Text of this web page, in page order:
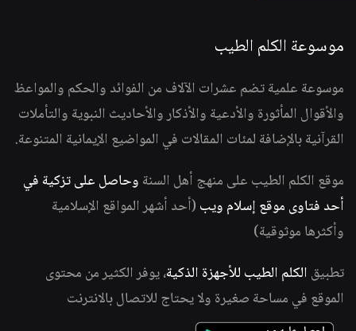
موسوعة الكلم الطيب
موسوعة علمية تضم عشرات الآلاف من الفوائد والحكم والمواعظ
والأقوال المأثورة والأدعية والأذكار والأحاديث النبوية والتأملات
القرآنية بالإضافة لمئات المقالات في المواضيع الإيمانية المتنوعة.
موقع الكلم الطيب على منهج أهل السنة وحاصل على تزكية في
أحد فتاوى موقع إسلام ويب (أحد أشهر المواقع الإسلامية
وأكثرها موثوقية)
تطبيق الكلم الطيب للأجهزة الذكية، يوفر الكثير من محتوى
الموقع في مساحة صغيرة ولا يحتاج للاتصال بالانترنت